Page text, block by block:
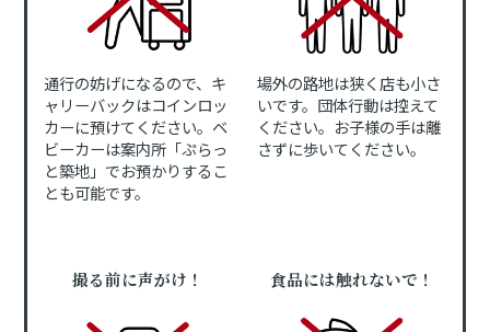
通行の妨げになるので、キ
ャリーバックはコインロッ
カーに預けてください。ベ
ビーカーは案内所「ぷらっ
と築地」でお預かりするこ
とも可能です。
場外の路地は狭く店も小さ
いです。団体行動は控えて
ください。お子様の手は離
さずに歩いてください。
撮る前に声がけ！ 食品には触れないで！